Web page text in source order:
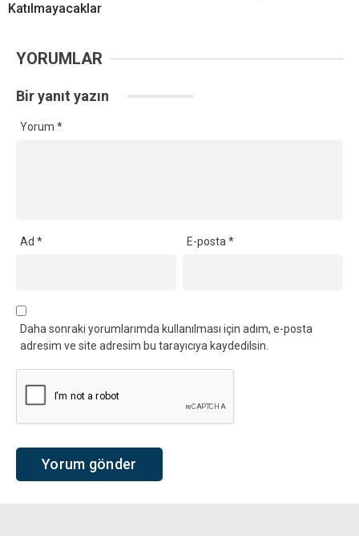
Katılmayacaklar
YORUMLAR
Bir yanıt yazın
Yorum *
Ad * E-posta*
Daha sonraki yorumlarımda kullanılması için adım, e-posta
adresim ve site adresim bu tarayıcıya kaydedilsin.